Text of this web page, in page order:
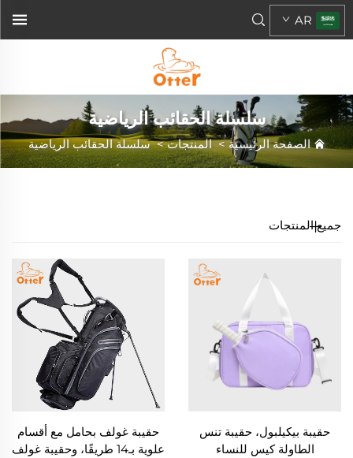
AR
سلسلة الحقائب الرياضية
الصفحة الرئيسية>المنتجات>سلسلة الحقائب الرياضية
جميع المنتجات
حقيبة بيكيلبول، حقيبة تنس
الطاولة كيس للنساء
حقيبة غولف بحامل مع أقسام
علوية بـ14 طريقًا، وحقيبة غولف